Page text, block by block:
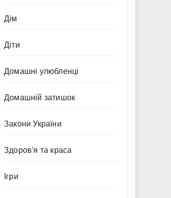
Дім
Діти
Домашні улюбленці
Домашній затишок
Закони України
Здоров'я та краса
Ігри